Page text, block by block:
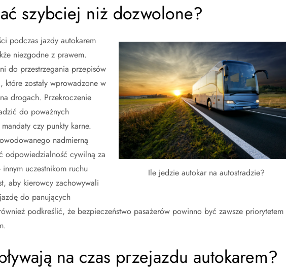
szybciej niż dozwolone?
Ile jedzie autokar na autostradzie?
podczas jazdy autokarem
niezgodne z prawem.
do przestrzegania przepisów
zostały wprowadzone w
drogach. Przekroczenie
do poważnych
czy punkty karne.
nadmierną
odpowiedzialność cywilną za
uczestnikom ruchu
aby kierowcy zachowywali
do panujących
podkreślić, że bezpieczeństwo pasażerów powinno być zawsze priorytetem
na czas przejazdu autokarem?